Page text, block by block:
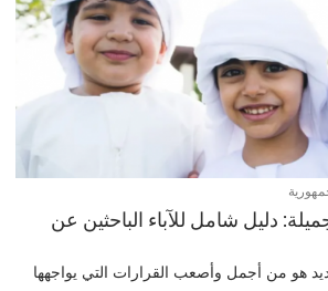
دليل شامل للآباء الباحثين عن
هو من أجمل وأصعب القرارات التي يواجهها